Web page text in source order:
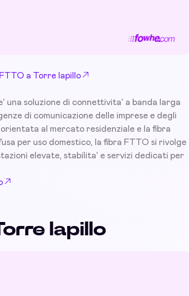
a Torre lapillo
una soluzione di connettivita' a banda larga
di comunicazione delle imprese e degli
al mercato residenziale e la fibra
per uso domestico, la fibra FTTO si rivolge
elevate, stabilita' e servizi dedicati per
lapillo